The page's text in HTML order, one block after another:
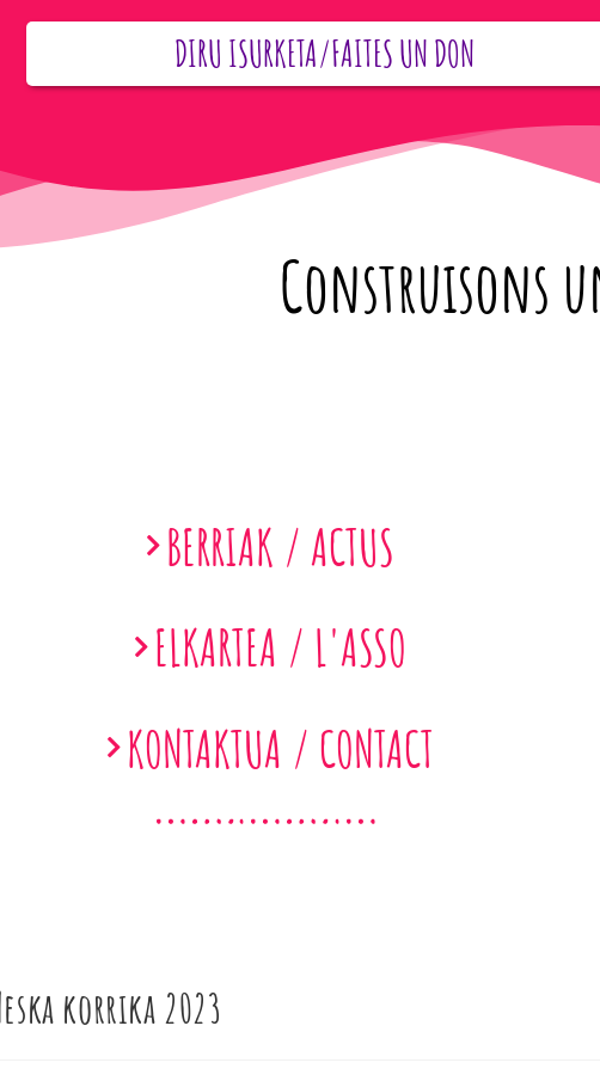
DIRU ISURKETA/FAITES UN DON
Construisons
BERRIAK / ACTUS
ELKARTEA / L'ASSO
KONTAKTUA / CONTACT
korrika 2023